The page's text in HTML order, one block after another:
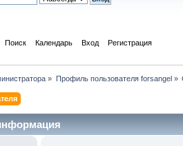
Поиск Календарь Вход Регистрация
» Профиль пользователя forsangel»